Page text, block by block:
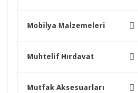
Mobilya Malzemeleri
Muhtelif Hırdavat
Mutfak Aksesuarları